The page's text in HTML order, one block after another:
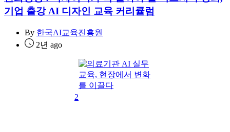
기업 출강 AI 디자인 교육 커리큘럼
By 한국AI교육진흥원
2년 ago
2